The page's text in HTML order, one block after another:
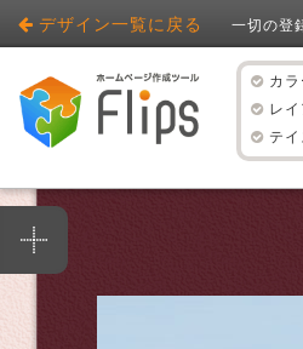
デザイン一覧に戻る 一切の登
カラ
レイ
テイ